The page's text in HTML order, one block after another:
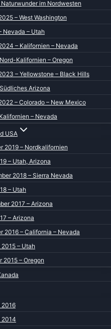
im Nordwesten
– West Washington
Nevada – Utah
– Kalifornien – Nevada
Kalifornien – Oregon
– Yellowstone – Black Hills
Arizona
– Colorado – New Mexico
– Nevada
USA
2019 – Nordkalifornien
– Utah, Arizona
2018 – Sierra Nevada
– Utah
2017 – Arizona
– Arizona
2016 – California – Nevada
2015 – Utah
2015 – Oregon
2016
2014